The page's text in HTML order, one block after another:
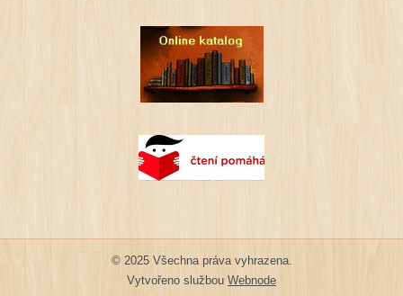
© 2025 Všechna práva vyhrazena.
Vytvořeno službou Webnode